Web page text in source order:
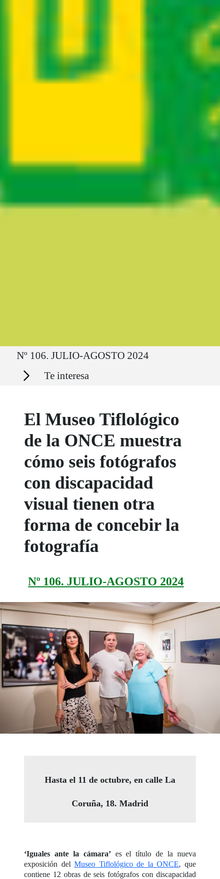
Ruta del sitio
Nº 106. JULIO-AGOSTO 2024
Secciones Te interesa
El Museo Tiflológico
de la ONCE muestra
cómo seis fotógrafos
con discapacidad
visual tienen otra
forma de concebir la
fotografía
Nº 106. JULIO-AGOSTO 2024
Hasta el 11 de octubre, en calle La
Coruña, 18. Madrid
‘Iguales ante la cámara’es el título de la nueva
exposición delMuseo Tiflológico de la ONCE, que
contiene 12 obras de seis fotógrafos con discapacidad